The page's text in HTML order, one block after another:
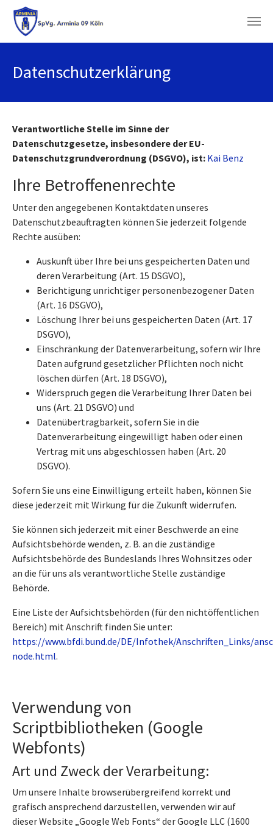
Skip to main content
Datenschutzerklärung
Verantwortliche Stelle im Sinne der
Datenschutzgesetze, insbesondere der EU-
Datenschutzgrundverordnung (DSGVO), ist: Kai Benz
Ihre Betroffenenrechte
Unter den angegebenen Kontaktdaten unseres
Datenschutzbeauftragten können Sie jederzeit folgende
Rechte ausüben:
Auskunft über Ihre bei uns gespeicherten Daten und
deren Verarbeitung (Art. 15 DSGVO),
Berichtigung unrichtiger personenbezogener Daten
(Art. 16 DSGVO),
Löschung Ihrer bei uns gespeicherten Daten (Art. 17
DSGVO),
Einschränkung der Datenverarbeitung, sofern wir Ihre
Daten aufgrund gesetzlicher Pflichten noch nicht
löschen dürfen (Art. 18 DSGVO),
Widerspruch gegen die Verarbeitung Ihrer Daten bei
uns (Art. 21 DSGVO) und
Datenübertragbarkeit, sofern Sie in die
Datenverarbeitung eingewilligt haben oder einen
Vertrag mit uns abgeschlossen haben (Art. 20
DSGVO).
Sofern Sie uns eine Einwilligung erteilt haben, können Sie
diese jederzeit mit Wirkung für die Zukunft widerrufen.
Sie können sich jederzeit mit einer Beschwerde an eine
Aufsichtsbehörde wenden, z. B. an die zuständige
Aufsichtsbehörde des Bundeslands Ihres Wohnsitzes oder
an die für uns als verantwortliche Stelle zuständige
Behörde.
Eine Liste der Aufsichtsbehörden (für den nichtöffentlichen
Bereich) mit Anschrift finden Sie unter:
https://www.bfdi.bund.de/DE/Infothek/Anschriften_Links/
node.html.
Verwendung von
Scriptbibliotheken (Google
Webfonts)
Art und Zweck der Verarbeitung:
Um unsere Inhalte browserübergreifend korrekt und
grafisch ansprechend darzustellen, verwenden wir auf
dieser Website „Google Web Fonts“ der Google LLC (1600